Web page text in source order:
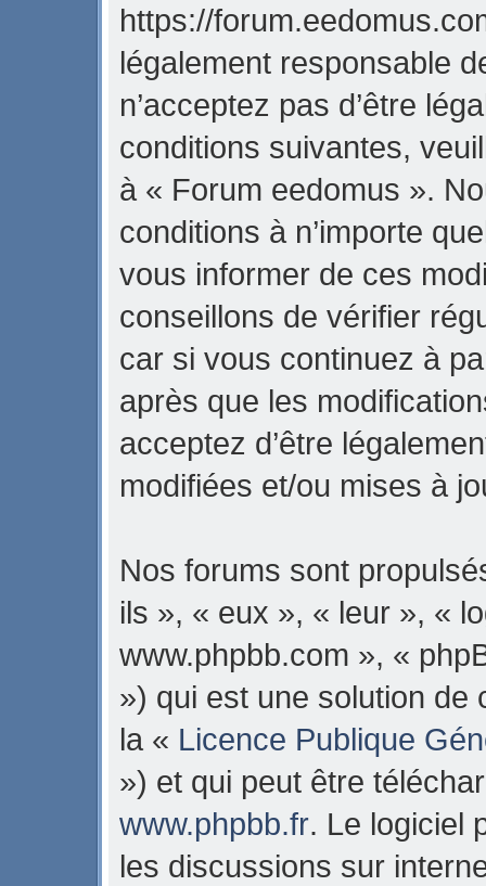
https://
légalement responsable
n’acceptez pas d’être
conditions suivantes,
à « Forum eedomus ».
conditions à n’importe
vous informer de ces
conseillons de vérifier
car si vous continuez à
après que les
acceptez d’être
modifiées et/ou mises à
Nos forums sont
ils », « eux », « leur », «
www.phpbb.com », «
») qui est une solution de
la « Licence Publique
») et qui peut être
www.phpbb.fr. Le logiciel
les discussions sur